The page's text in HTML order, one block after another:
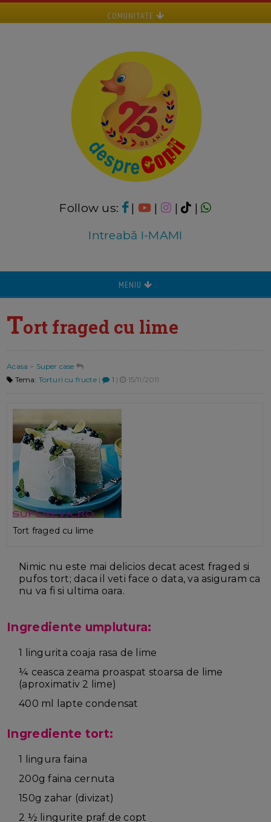
COMUNITATE
Follow us: | | |
|
Intreabă I-MAMI
MENIU
Tort fraged cu lime
Acasa > Super case
Tema: Torturi cu fructe| 1 | 15/11/2011
Tort fraged cu lime
Nimic nu este mai delicios decat acest fraged si
pufos tort; daca il veti face o data, va asiguram ca
nu va fi si ultima oara.
Ingrediente umplutura:
1 lingurita coaja rasa de lime
¼ ceasca zeama proaspat stoarsa de lime
(aproximativ 2 lime)
400 ml lapte condensat
Ingrediente tort:
1 lingura faina
200g faina cernuta
150g zahar (divizat)
2 ½ lingurite praf de copt